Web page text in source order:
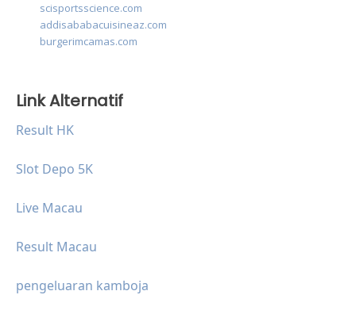
scisportsscience.com
addisababacuisineaz.com
burgerimcamas.com
Link Alternatif
Result HK
Slot Depo 5K
Live Macau
Result Macau
pengeluaran kamboja